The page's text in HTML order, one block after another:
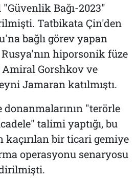
Bağı-2023"
Tatbikata Çin'den
bağlı görev yapan
hiporsonik füze
Gorshkov ve
Jamaran katılmıştı.
"terörle
talimi yaptığı, bu
bir ticari gemiye
operasyonu senaryosu